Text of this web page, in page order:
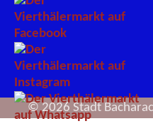
© 2026 Stadt